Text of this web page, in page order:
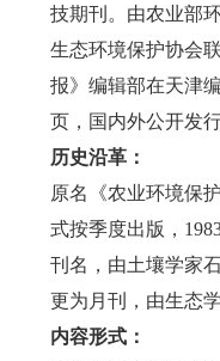
技期刊。由农业部
生态环境保护协会
报》编辑部在天津
页，国内外公开发行
历史沿革：
原名《农业环境保
式按季度出版，
刊名，由土壤学家
更为月刊，由生态
内容形式：